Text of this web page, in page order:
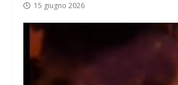
15 giugno 2026